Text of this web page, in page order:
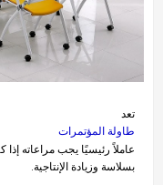
تعد
طاولة المؤتمرات
عاملاً رئيسيًا يجب مراعاته
بسلاسة وزيادة الإنتاجية.